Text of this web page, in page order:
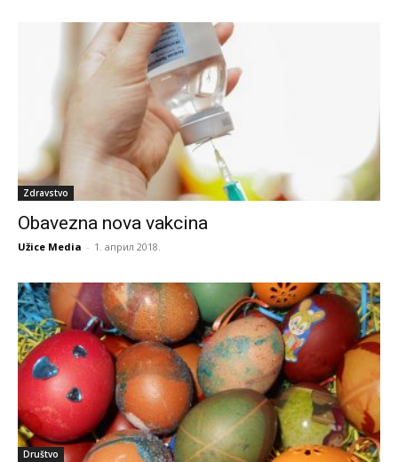
Zdravstvo
Obavezna nova vakcina
Užice Media - 1. април 2018.
Društvo